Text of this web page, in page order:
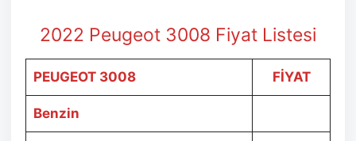
2022 Peugeot 3008 Fiyat Listesi
PEUGEOT 3008 FİYAT
Benzin